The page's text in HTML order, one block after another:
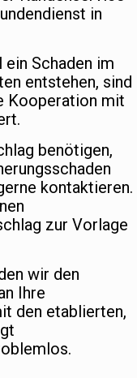
in
Schaden im
entstehen, sind
Kooperation mit
benötigen,
kontaktieren.
zur Vorlage
wir den
Ihre
den etablierten,